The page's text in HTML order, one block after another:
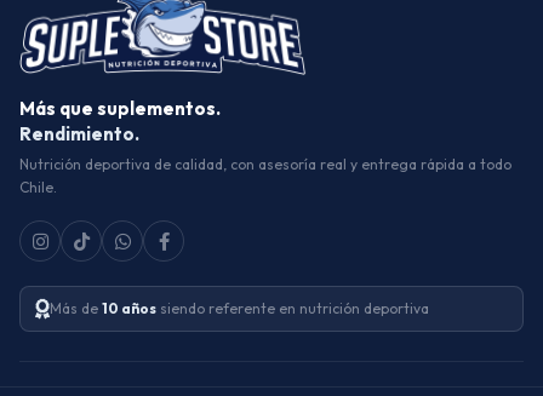
Más que suplementos.
Rendimiento.
Nutrición deportiva de calidad, con asesoría real y entrega rápida a todo
Chile.
Más de 10 años siendo referente en nutrición deportiva